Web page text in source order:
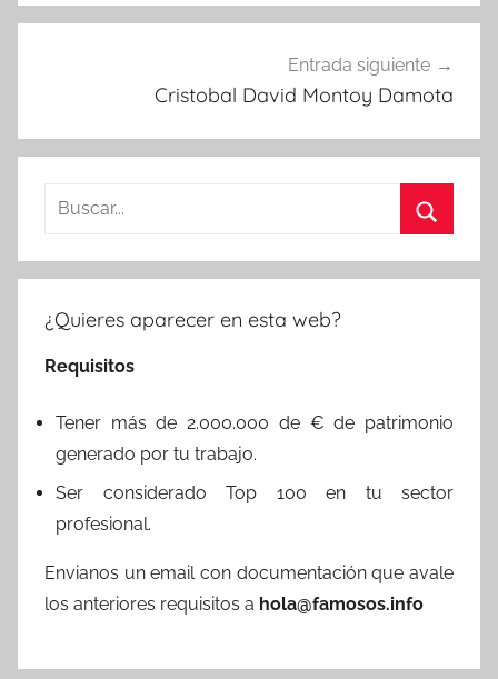
Entrada siguiente
Cristobal David Montoy Damota
Buscar:
¿Quieres aparecer en esta web?
Requisitos
Tener más de 2.000.000 de € de patrimonio
generado por tu trabajo.
Ser considerado Top 100 en tu sector
profesional.
Envianos un email con documentación que avale
los anteriores requisitos a hola@famosos.info